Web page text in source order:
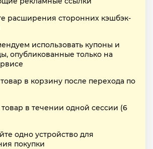
расширения сторонних кэшбэк-
использовать купоны и
опубликованные только на
в корзину после перехода по
в течении одной сессии (6
одно устройство для
покупки